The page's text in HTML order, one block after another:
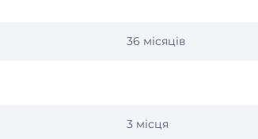
36 місяців
3 місця